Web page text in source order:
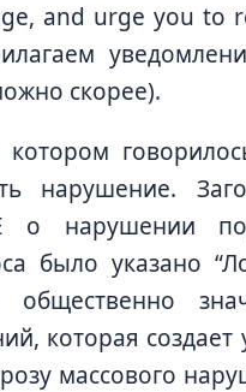
and urge you to
скорее).
нарушение.
о нарушении
было указано
которая создает
массового